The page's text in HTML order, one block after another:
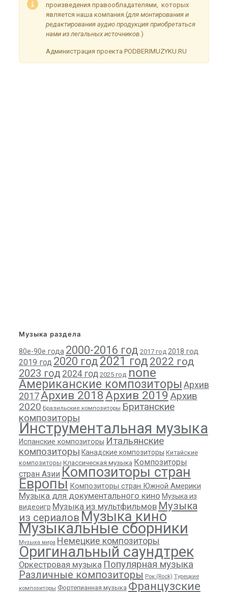
произведения правообладателями, которых
является наша компания.(для монтирования и
редактирования аудио продукция приобретаться
нами из легальных источников.)
Администрация проекта PODBERIMUZYKU.RU
Музыка раздела
80е-90е года 2000-2016 год 2017 год 2018 год
2019 год 2020 год 2021 год 2022 год
2023 год 2024 год 2025 год none
Американские композиторы Архив
2017Архив 2018Архив 2019 Архив
2020 Бразильские композиторы Британские
композиторы
Инструментальная музыка
Испанские композиторы Итальянские
композиторы Канадские композиторы Китайские
композиторы Классическая музыка Композиторы
стран Азии Композиторы стран
Европы Композиторы стран Южной Америки
Музыка для документального кино Музыка из
видеоигр Музыка из мультфильмов Музыка
из сериалов Музыка кино
Музыкальные сборники
Музыка мира Немецкие композиторы
Оригинальный саундтрек
Оркестровая музыка Популярная музыка
Различные композиторы Рок (Rock) Турецкие
композиторы Фортепианная музыка Французские